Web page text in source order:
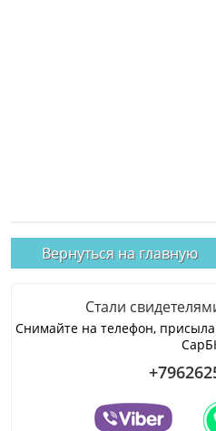
Вернуться на главную
Стали
Снимайте на телефон,